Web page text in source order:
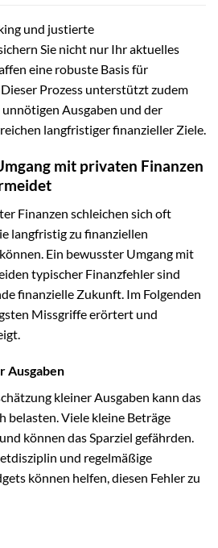
und justierte
Sie nicht nur Ihr aktuelles
eine robuste Basis für
Prozess unterstützt zudem
Ausgaben und der
langfristiger finanzieller Ziele.
mit privaten Finanzen
Finanzen schleichen sich oft
langfristig zu finanziellen
Ein bewusster Umgang mit
typischer Finanzfehler sind
finanzielle Zukunft. Im Folgenden
Missgriffe erörtert und
Ausgaben
kleiner Ausgaben kann das
belasten. Viele kleine Beträge
können das Sparziel gefährden.
und regelmäßige
können helfen, diesen Fehler zu